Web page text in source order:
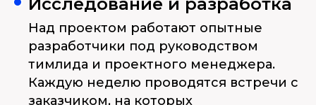
Над проектом работают опытные
разработчики под руководством
тимлида и проектного менеджера.
Каждую неделю проводятся встречи с
заказчиком, на которых